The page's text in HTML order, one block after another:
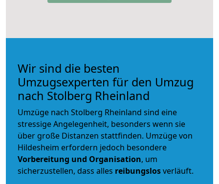
Wir sind die besten
Umzugsexperten für den Umzug
nach Stolberg Rheinland
Umzüge nach Stolberg Rheinland sind eine
stressige Angelegenheit, besonders wenn sie
über große Distanzen stattfinden. Umzüge von
Hildesheim erfordern jedoch besondere
Vorbereitung und Organisation, um
sicherzustellen, dass alles reibungslosverläuft.